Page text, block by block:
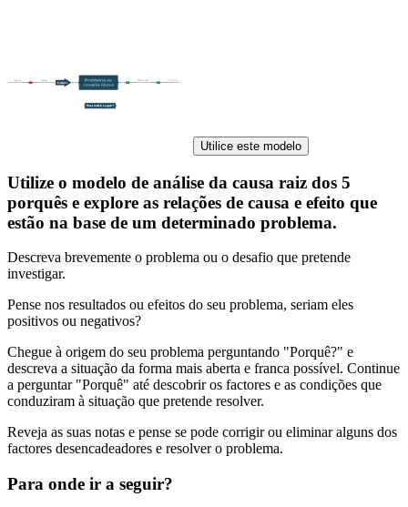
Utilice este modelo
Utilize o modelo de análise da causa raiz dos 5
porquês e explore as relações de causa e efeito que
estão na base de um determinado problema.
Descreva brevemente o problema ou o desafio que pretende
investigar.
Pense nos resultados ou efeitos do seu problema, seriam eles
positivos ou negativos?
Chegue à origem do seu problema perguntando "Porquê?" e
descreva a situação da forma mais aberta e franca possível. Continue
a perguntar "Porquê" até descobrir os factores e as condições que
conduziram à situação que pretende resolver.
Reveja as suas notas e pense se pode corrigir ou eliminar alguns dos
factores desencadeadores e resolver o problema.
Para onde ir a seguir?